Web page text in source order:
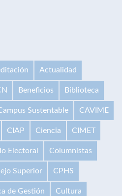
Actualidad
Beneficios Biblioteca
Sustentable CAVIME
CIAP Ciencia CIMET
Electoral Columnistas
Superior CPHS
de Gestión Cultura